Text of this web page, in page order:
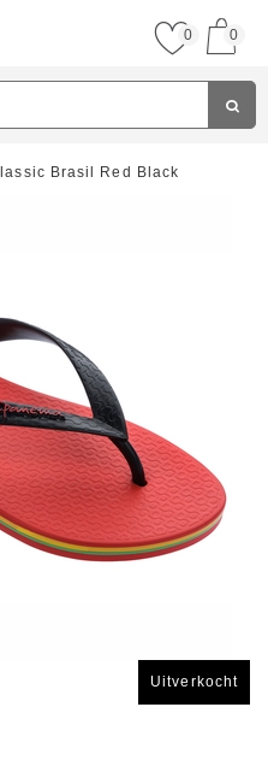
0 0
Brasil Red Black
Uitverkocht